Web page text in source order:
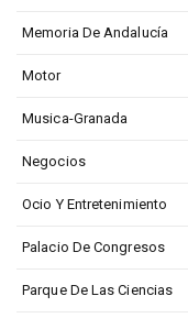
Memoria De Andalucía
Motor
Musica-Granada
Negocios
Ocio Y Entretenimiento
Palacio De Congresos
Parque De Las Ciencias